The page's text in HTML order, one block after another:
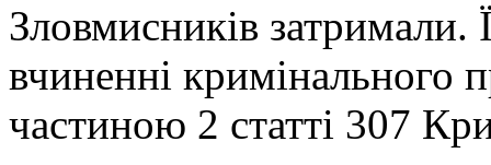
Зловмисників затримали.
вчиненні кримінального
частиною 2 статті 307